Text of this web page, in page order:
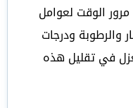
الوقت لعوامل
والرطوبة ودرجات
في تقليل هذه